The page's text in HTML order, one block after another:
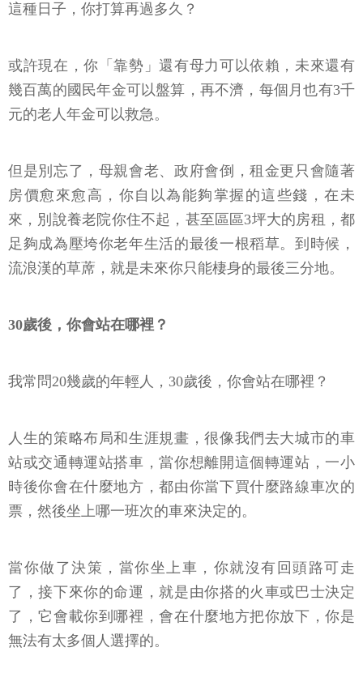
這種日子，你打算再過多久？
或許現在，你「靠勢」還有母力可以依賴，未來還有
幾百萬的國民年金可以盤算，再不濟，每個月也有3千
元的老人年金可以救急。
但是別忘了，母親會老、政府會倒，租金更只會隨著
房價愈來愈高，你自以為能夠掌握的這些錢，在未
來，別說養老院你住不起，甚至區區3坪大的房租，都
足夠成為壓垮你老年生活的最後一根稻草。到時候，
流浪漢的草蓆，就是未來你只能棲身的最後三分地。
30歲後，你會站在哪裡？
我常問20幾歲的年輕人，30歲後，你會站在哪裡？
人生的策略布局和生涯規畫，很像我們去大城市的車
站或交通轉運站搭車，當你想離開這個轉運站，一小
時後你會在什麼地方，都由你當下買什麼路線車次的
票，然後坐上哪一班次的車來決定的。
當你做了決策，當你坐上車，你就沒有回頭路可走
了，接下來你的命運，就是由你搭的火車或巴士決定
了，它會載你到哪裡，會在什麼地方把你放下，你是
無法有太多個人選擇的。